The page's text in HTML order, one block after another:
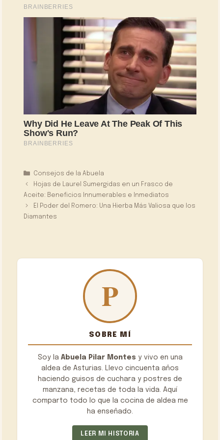
Categorías
Consejos de la Abuela
Hojas de Laurel Sumergidas en un Frasco de
Aceite: Beneficios Innumerables e Inmediatos
El Poder del Romero: Una Hierba Más Valiosa que los
Diamantes
SOBRE MÍ
Soy la Abuela Pilar Montes y vivo en una
aldea de Asturias. Llevo cincuenta años
haciendo guisos de cuchara y postres de
manzana, recetas de toda la vida. Aquí
comparto todo lo que la cocina de aldea me
ha enseñado.
LEER MI HISTORIA